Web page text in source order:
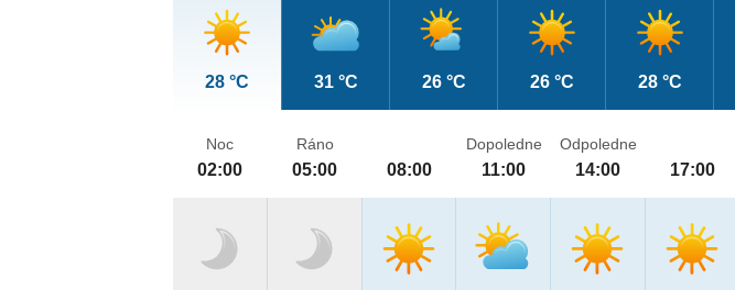
28 °C 31 °C 26 °C 26 °C 28 °C
Noc
02:00
Ráno
05:00 08:00
Dopoledne
11:00
Odpoledne
14:00 17:00